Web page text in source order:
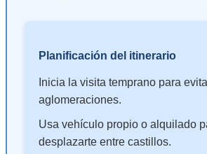
Planificación del itinerario
Inicia la visita temprano para
aglomeraciones.
Usa vehículo propio o alquilado
desplazarte entre castillos.